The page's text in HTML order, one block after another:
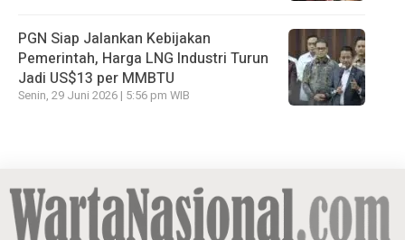
PGN Siap Jalankan Kebijakan
Pemerintah, Harga LNG Industri Turun
Jadi US$13 per MMBTU
Senin, 29 Juni 2026 | 5:56 pm WIB